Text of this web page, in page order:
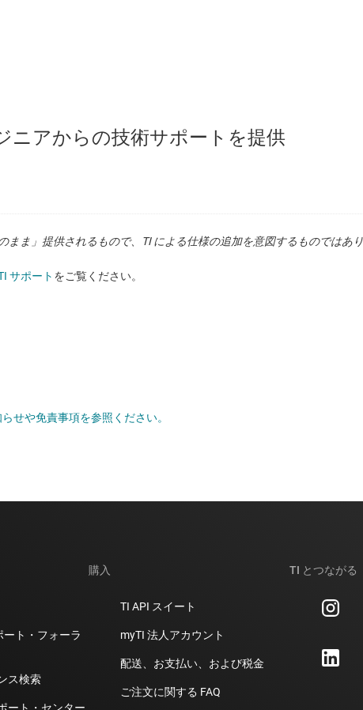
6V 入力、9A、スタッカブル、同期整流降圧コン
～ 6V 入力、12A スタッカブル、同期整流降圧コ
6V 入力、20A、スタッカブル、同期整流降圧コ
6V 入力、25A、スタッカブル、同期整流降圧コ
ニアからの技術サポートを提供
ま」提供されるもので、TI による仕様の追加を意図するものではあり
サポート をご覧ください。
せや免責事項を参照ください。
ート・フォーラ
ス検索
購入
TI API スイート
myTI 法人アカウント
配送、お支払い、および税金
ご注文に関する FAQ
TI とつながる